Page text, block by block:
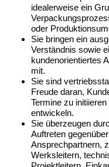
idealerweise ein
oder
Sie bringen ein
Verständnis sowie
kundenorientiertes
mit.
Sie sind
Freude daran,
Termine zu
entwickeln.
Sie überzeugen
Auftreten
Ansprechpartnern,
Werksleitern,